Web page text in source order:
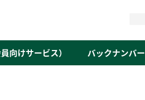
向けサービス） バックナンバー